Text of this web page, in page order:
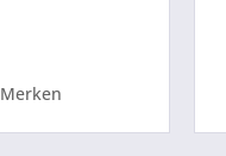
Merken